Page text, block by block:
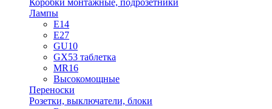
Коробки монтажные, подрозетники
Лампы
E14
E27
GU10
GX53 таблетка
MR16
Высокомощные
Переноски
Розетки, выключатели, блоки